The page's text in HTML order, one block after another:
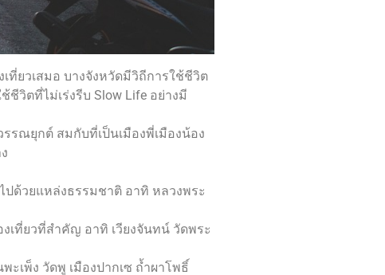
ยวเสมอ บางจังหวัดมีวิถีการใช้ชีวิต
ชีวิตที่ไม่เร่งรีบ Slow Life อย่างมี
รณยุกต์ สมกับที่เป็นเมืองพี่เมืองน้อง
ด้วยแหล่งธรรมชาติ อาทิ หลวงพระ
ที่ยวที่สำคัญ อาทิ เวียงจันทน์ วัดพระ
เพ็ง วัดพู เมืองปากเซ ถ้ำผาโพธิ์